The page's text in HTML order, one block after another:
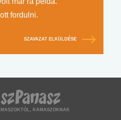
fordulni.
SZAVAZAT ELKÜLDÉSE
KAMASZOKNAK